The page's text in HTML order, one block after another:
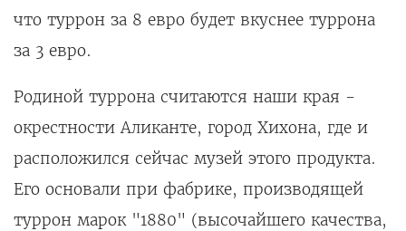
что туррон за 8 евро будет вкуснее туррона
за 3 евро.
Родиной туррона считаются наши края -
окрестности Аликанте, город Хихона, где и
расположился сейчас музей этого продукта.
Его основали при фабрике, производящей
туррон марок "1880" (высочайшего качества,